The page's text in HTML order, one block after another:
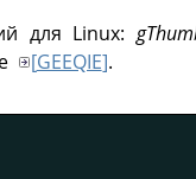
для Linux:
[GEEQIE].